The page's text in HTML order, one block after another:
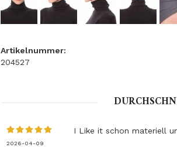
Artikelnummer:
204527
2026-04-09
I Like it schon materiell